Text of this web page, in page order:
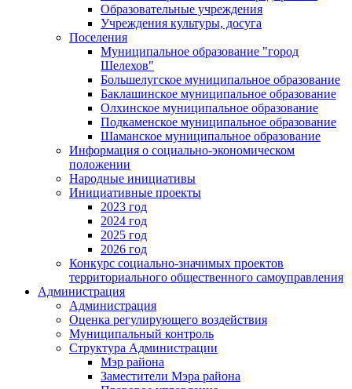
Образовательные учреждения
Учреждения культуры, досуга
Поселения
Муниципальное образование "город
Шелехов"
Большелугское муниципальное образование
Баклашинское муниципальное образование
Олхинское муниципальное образование
Подкаменское муниципальное образование
Шаманское муниципальное образование
Информация о социально-экономическом
положении
Народные инициативы
Инициативные проекты
2023 год
2024 год
2025 год
2026 год
Конкурс социально-значимых проектов
территориального общественного самоуправления
Администрация
Администрация
Оценка регулирующего воздействия
Муниципальный контроль
Структура Администрации
Мэр района
Заместители Мэра района